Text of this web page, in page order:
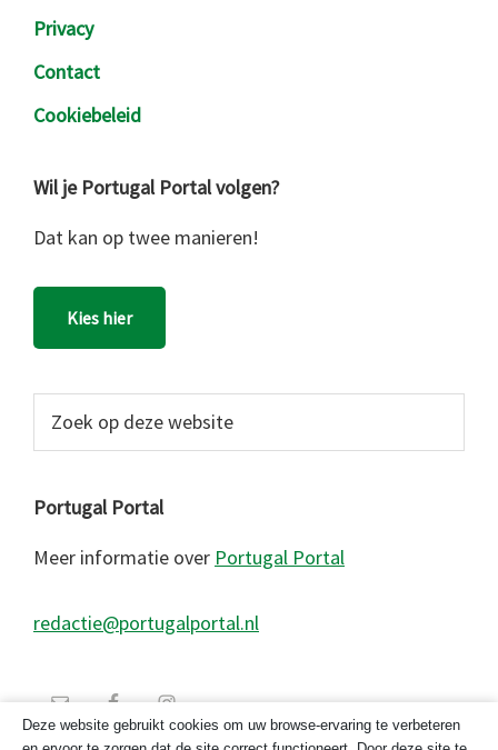
Privacy
Contact
Cookiebeleid
Wil je Portugal Portal volgen?
Dat kan op twee manieren!
Kies hier
website
Portugal Portal
Meer informatie over Portugal Portal
redactie@portugalportal.nl
Deze website gebruikt cookies om uw browse-ervaring te verbeteren